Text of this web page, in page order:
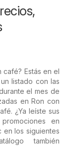
café? Estás en el
listado con las
el mes de
en Ron con
¿Ya leíste sus
en
en los siguientes
también